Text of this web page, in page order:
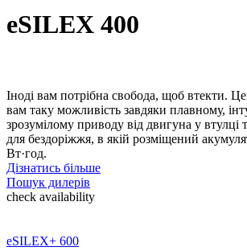
eSILEX 400
Іноді вам потрібна свобода, щоб втекти.
вам таку можливість завдяки плавному,
зрозумілому приводу від двигуна у втулці
для бездоріжжя, в якій розміщений
Вт·год.
Дізнатись більше
Пошук дилерів
check availability
eSILEX+ 600